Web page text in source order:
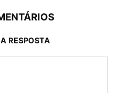
RESPOSTA